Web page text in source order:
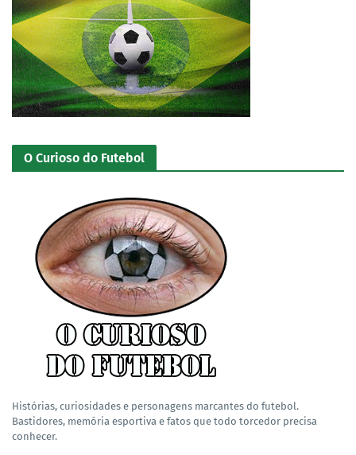
O Curioso do Futebol
Histórias, curiosidades e personagens marcantes do futebol.
Bastidores, memória esportiva e fatos que todo torcedor precisa
conhecer.